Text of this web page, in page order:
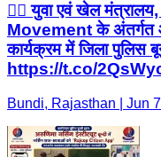
🚴‍♀️ युवा एवं खेल
Movement के
कार्यक्रम में जिला पुलिस
https://t.co/
Bundi, Rajasthan | Jun